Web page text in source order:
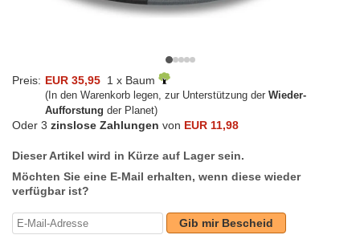
Preis: EUR 35,95 1 x Baum
(In den Warenkorb legen, zur Unterstützung der Wieder-
Aufforstung der Planet)
Oder 3 zinslose Zahlungen von EUR 11,98
Dieser Artikel wird in Kürze auf Lager sein.
Möchten Sie eine E-Mail erhalten, wenn diese wieder
verfügbar ist?
Gib mir Bescheid